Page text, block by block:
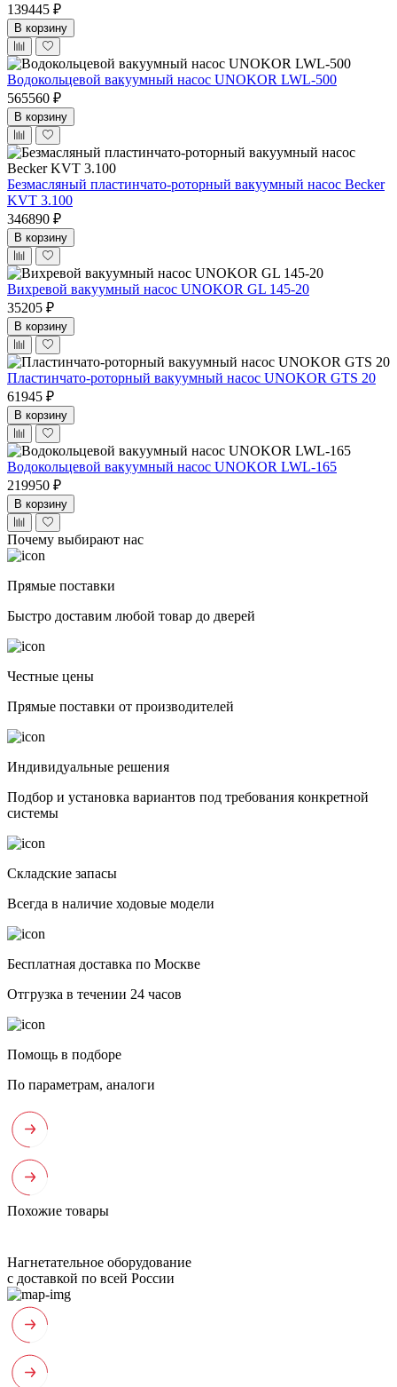
139445 ₽
В корзину
Водокольцевой вакуумный насос UNOKOR LWL-500
565560 ₽
В корзину
Безмасляный пластинчато-роторный вакуумный насос Becker
KVT 3.100
346890 ₽
В корзину
Вихревой вакуумный насос UNOKOR GL 145-20
35205 ₽
В корзину
Пластинчато-роторный вакуумный насос UNOKOR GTS 20
61945 ₽
В корзину
Водокольцевой вакуумный насос UNOKOR LWL-165
219950 ₽
В корзину
Почему выбирают нас
Прямые поставки
Быстро доставим любой товар до дверей
Честные цены
Прямые поставки от производителей
Индивидуальные решения
Подбор и установка вариантов под требования конкретной
системы
Складские запасы
Всегда в наличие ходовые модели
Бесплатная доставка по Москве
Отгрузка в течении 24 часов
Помощь в подборе
По параметрам, аналоги
Похожие товары
Нагнетательное оборудование
с доставкой по всей России